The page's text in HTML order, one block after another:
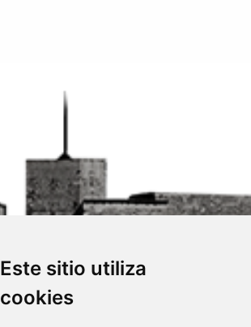
Este sitio utiliza
cookies